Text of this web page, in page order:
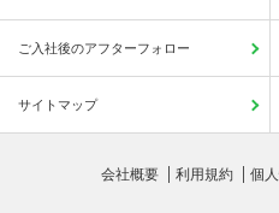
ご入社後のアフターフォロー
サイトマップ
会社概要 利用規約 個